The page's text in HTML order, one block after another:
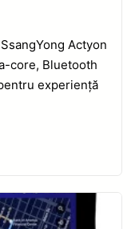
Actyon
core, Bluetooth
experiență